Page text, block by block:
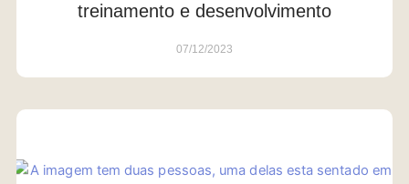
treinamento e desenvolvimento
07/12/2023